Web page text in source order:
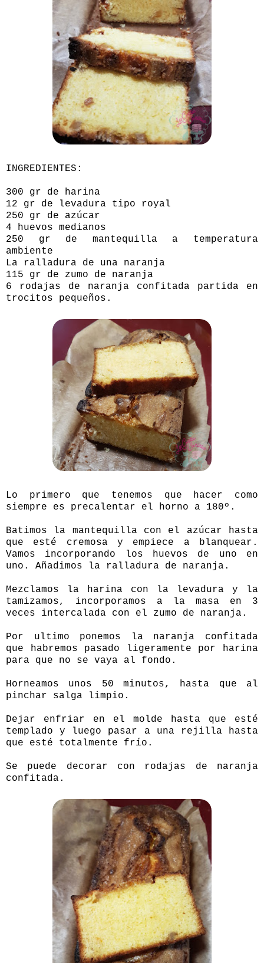
INGREDIENTES:
300 gr de harina
12 gr de levadura tipo royal
250 gr de azúcar
4 huevos medianos
250 gr de mantequilla a temperatura
ambiente
La ralladura de una naranja
115 gr de zumo de naranja
6 rodajas de naranja confitada partida en
trocitos pequeños.
Lo primero que tenemos que hacer como
siempre es precalentar el horno a 180º.
Batimos la mantequilla con el azúcar hasta
que esté cremosa y empiece a blanquear.
Vamos incorporando los huevos de uno en
uno. Añadimos la ralladura de naranja.
Mezclamos la harina con la levadura y la
tamizamos, incorporamos a la masa en 3
veces intercalada con el zumo de naranja.
Por ultimo ponemos la naranja confitada
que habremos pasado ligeramente por harina
para que no se vaya al fondo.
Horneamos unos 50 minutos, hasta que al
pinchar salga limpio.
Dejar enfriar en el molde hasta que esté
templado y luego pasar a una rejilla hasta
que esté totalmente frío.
Se puede decorar con rodajas de naranja
confitada.